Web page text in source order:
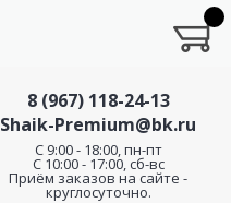
8 (967) 118-24-13
Shaik-Premium@bk.ru
C 9:00 - 18:00, пн-пт
С 10:00 - 17:00, сб-вс
Приём заказов на сайте -
круглосуточно.